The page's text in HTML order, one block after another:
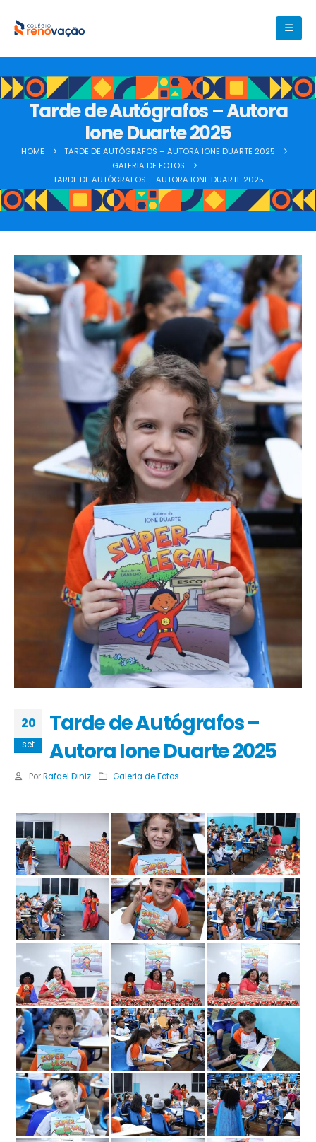
Tarde de Autógrafos – Autora
Ione Duarte 2025
HOME
TARDE DE AUTÓGRAFOS – AUTORA IONE DUARTE 2025
GALERIA DE FOTOS
TARDE DE AUTÓGRAFOS – AUTORA IONE DUARTE 2025
20
set
Tarde de Autógrafos –
Autora Ione Duarte 2025
Por Rafael Diniz Galeria de Fotos